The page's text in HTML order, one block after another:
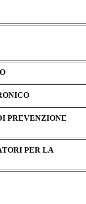
PREVENZIONE
PER LA